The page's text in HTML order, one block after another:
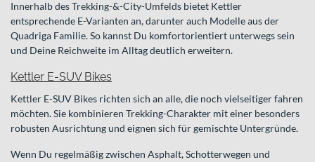
Innerhalb des Trekking-&-City-Umfelds bietet Kettler
entsprechende E-Varianten an, darunter auch Modelle aus der
Quadriga Familie. So kannst Du komfortorientiert unterwegs sein
und Deine Reichweite im Alltag deutlich erweitern.
Kettler E-SUV Bikes
Kettler E-SUV Bikes richten sich an alle, die noch vielseitiger fahren
möchten. Sie kombinieren Trekking-Charakter mit einer besonders
robusten Ausrichtung und eignen sich für gemischte Untergründe.
Wenn Du regelmäßig zwischen Asphalt, Schotterwegen und